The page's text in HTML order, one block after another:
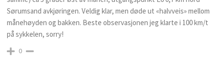
Sørumsand avkjøringen. Veldig klar, men døde ut «halvveis» mellom
månehøyden og bakken. Beste observasjonen jeg klarte i 100 km/t
på sykkelen, sorry!
0